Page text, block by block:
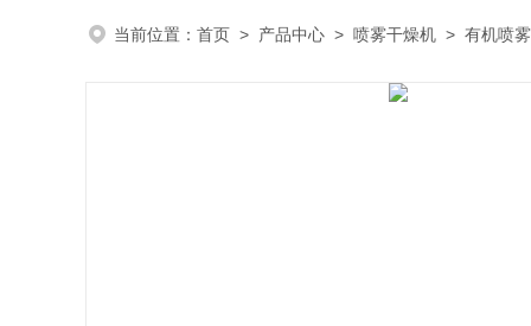
当前位置： 首页 > 产品中心 > 喷雾干燥机 > 有机喷